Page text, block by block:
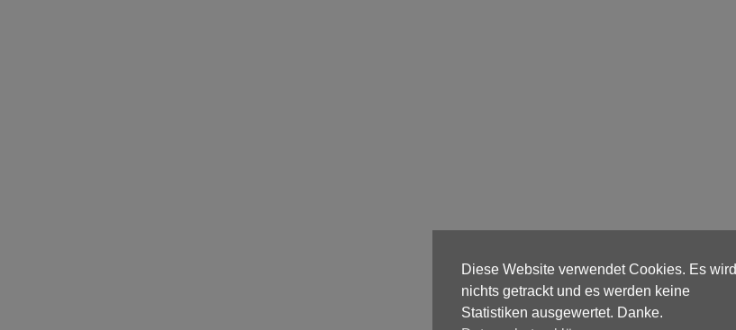
Diese Website verwendet Cookies. Es wird
nichts getrackt und es werden keine
Statistiken ausgewertet. Danke.